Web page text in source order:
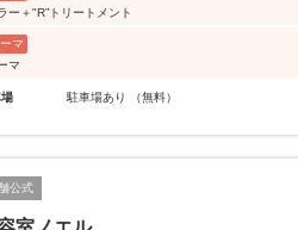
ー＋"R”トリートメント
マ
マ
駐車場あり （無料）
公式